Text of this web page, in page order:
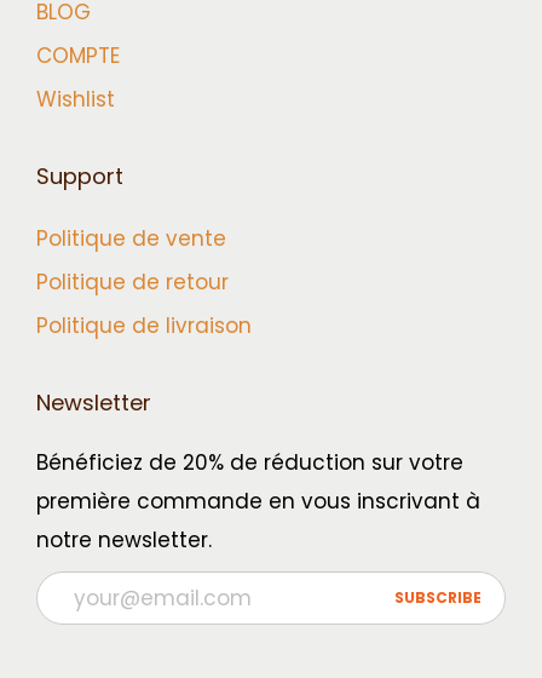
BLOG
COMPTE
Wishlist
Support
Politique de vente
Politique de retour
Politique de livraison
Newsletter
Bénéficiez de 20% de réduction sur votre
première commande en vous inscrivant à
notre newsletter.